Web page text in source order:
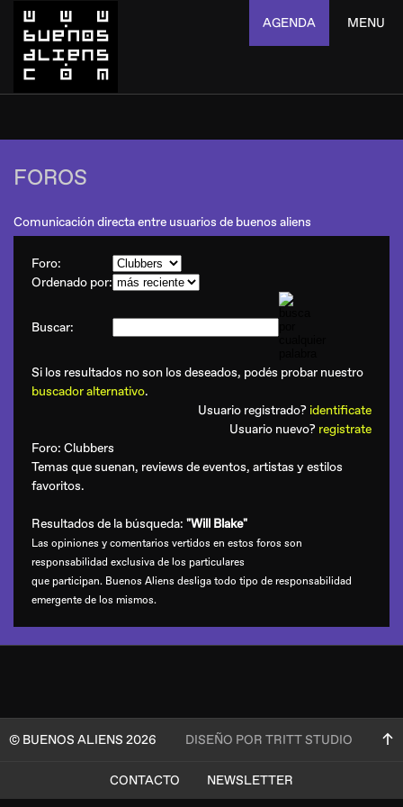
AGENDA MENU
FOROS
Comunicación directa entre usuarios de buenos aliens
Foro:
Ordenado por:
Buscar:
Si los resultados no son los deseados, podés probar nuestro
buscador alternativo.
Usuario registrado? identificate
Usuario nuevo? registrate
Foro: Clubbers
Temas que suenan, reviews de eventos, artistas y estilos
favoritos.
Resultados de la búsqueda: "Will Blake"
Las opiniones y comentarios vertidos en estos foros son
responsabilidad exclusiva de los particulares
que participan. Buenos Aliens desliga todo tipo de responsabilidad
emergente de los mismos.
© BUENOS ALIENS 2026 DISEÑO POR TRITT STUDIO
CONTACTO
NEWSLETTER